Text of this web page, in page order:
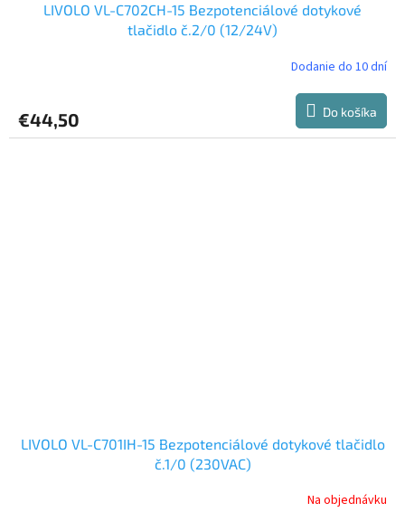
LIVOLO VL-C702CH-15 Bezpotenciálové dotykové
tlačidlo č.2/0 (12/24V)
Dodanie do 10 dní
€44,50 Do košíka
LIVOLO VL-C701IH-15 Bezpotenciálové dotykové tlačidlo
č.1/0 (230VAC)
Na objednávku